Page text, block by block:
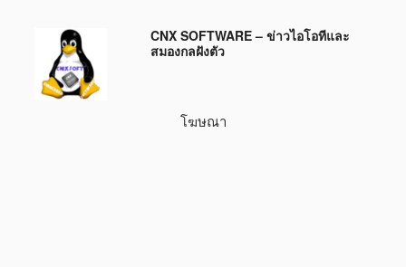
บทความ
CNX SOFTWARE – ข่าวไอโอทีและ
สมองกลฝังตัว
โฆษณา